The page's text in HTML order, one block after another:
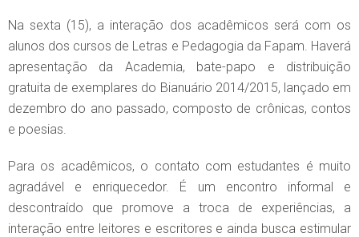
Na sexta (15), a interação dos acadêmicos será com os
alunos dos cursos de Letras e Pedagogia da Fapam. Haverá
apresentação da Academia, bate-papo e distribuição
gratuita de exemplares do Bianuário 2014/2015, lançado em
dezembro do ano passado, composto de crônicas, contos
e poesias.
Para os acadêmicos, o contato com estudantes é muito
agradável e enriquecedor. É um encontro informal e
descontraído que promove a troca de experiências, a
interação entre leitores e escritores e ainda busca estimular